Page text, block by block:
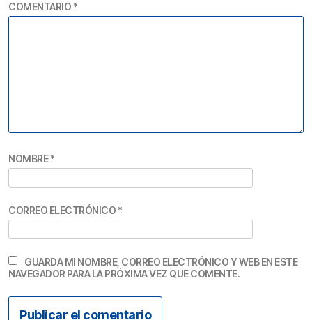
COMENTARIO *
NOMBRE*
CORREO ELECTRÓNICO *
GUARDA MI NOMBRE, CORREO ELECTRÓNICO Y WEB EN ESTE
NAVEGADOR PARA LA PRÓXIMA VEZ QUE COMENTE.